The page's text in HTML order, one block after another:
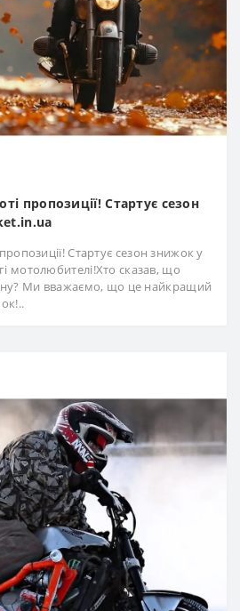
пропозиції! Стартує сезон
Стартує сезон знижок у
мотолюбителі!Хто сказав, що
Ми вважаємо, що це найкращий